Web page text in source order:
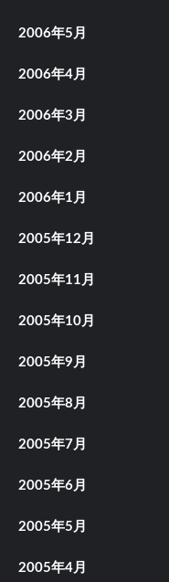
2006年5月
2006年4月
2006年3月
2006年2月
2006年1月
2005年12月
2005年11月
2005年10月
2005年9月
2005年8月
2005年7月
2005年6月
2005年5月
2005年4月